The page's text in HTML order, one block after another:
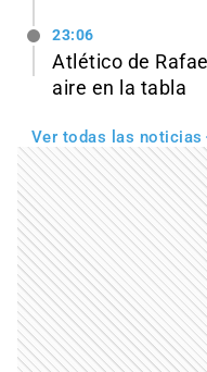
23:06
Atlético de
aire en la tabla
Ver todas las noticias